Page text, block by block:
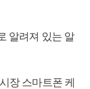
알려져 있는 알
장 스마트폰 케